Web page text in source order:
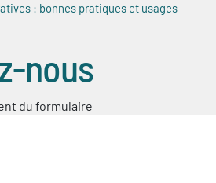
: bonnes pratiques et usages
nous
du formulaire